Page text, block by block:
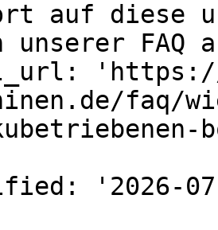
auf diese
unserer FAQ
'https://
'2026-